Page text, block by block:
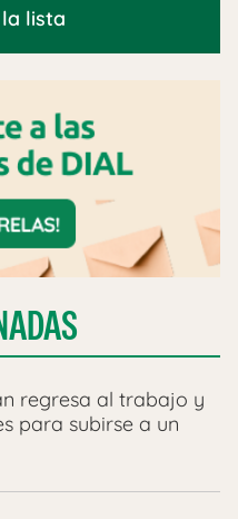
lista
regresa al trabajo y
para subirse a un